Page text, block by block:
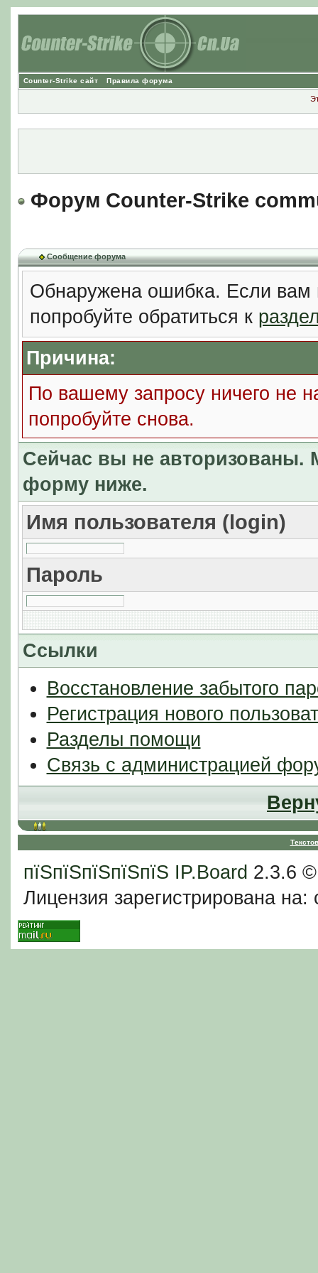
Counter-Strike сайт Правила форума
Форум Counter-Strike
Сообщение форума
Обнаружена ошибка. Если вам
попробуйте обратиться к
Причина:
По вашему запросу ничего не
попробуйте снова.
Сейчас вы не авторизованы.
форму ниже.
Имя пользователя (login)
Пароль
Ссылки
Восстановление забытого
Регистрация нового
Разделы помощи
Связь с администрацией
пїЅпїЅпїЅпїЅпїЅ IP.Board 2.3.6
Лицензия зарегистрирована